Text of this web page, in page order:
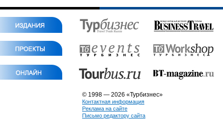
© 1998 — 2026 «Турбизнес»
Контактная информация
Реклама на сайте
Письмо редактору сайта